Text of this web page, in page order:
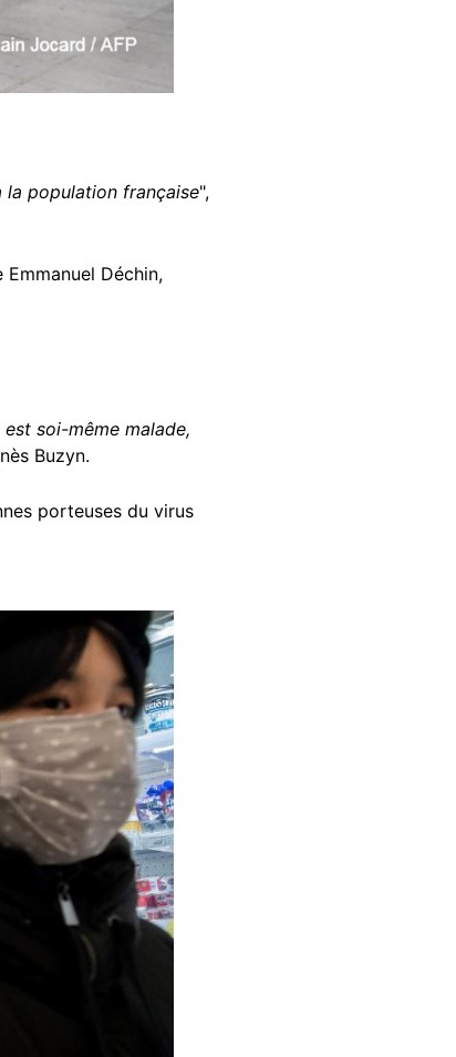
population française",
Déchin,
soi-même malade,
Buzyn.
porteuses du virus